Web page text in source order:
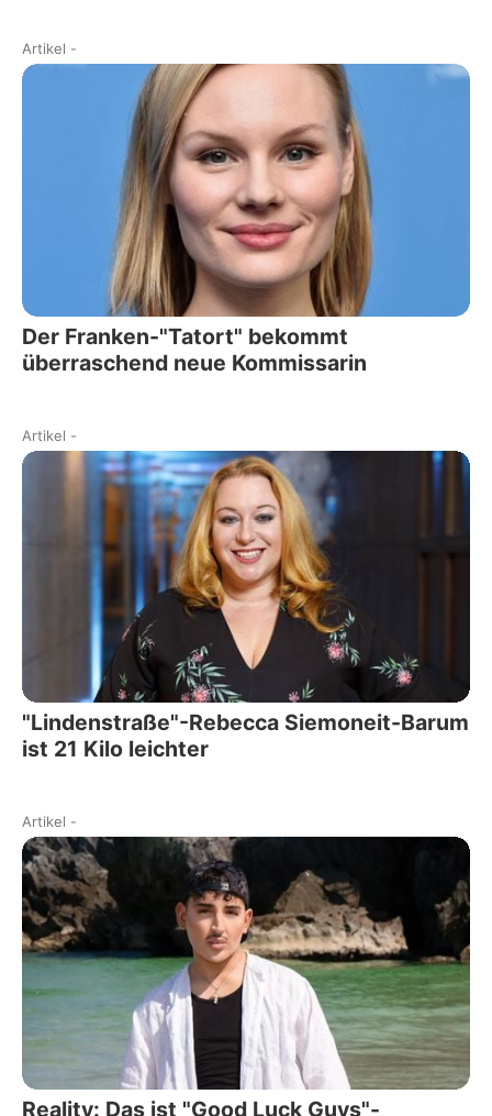
Artikel -
Der Franken-"Tatort" bekommt
überraschend neue Kommissarin
Artikel -
"Lindenstraße"-Rebecca Siemoneit-Barum
ist 21 Kilo leichter
Artikel -
Reality: Das ist "Good Luck Guys"-